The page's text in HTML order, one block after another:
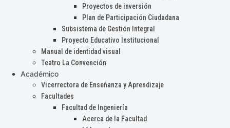
Proyectos de inversión
Plan de Participación Ciudadana
Subsistema de Gestión Integral
Proyecto Educativo Institucional
Manual de identidad visual
Teatro La Convención
Académico
Vicerrectora de Enseñanza y Aprendizaje
Facultades
Facultad de Ingeniería
Acerca de la Facultad